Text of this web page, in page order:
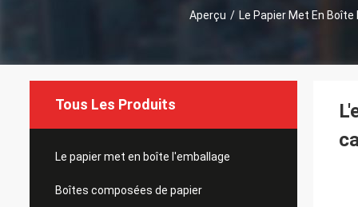
Aperçu / Le Papier Met En Boîte
Tous Les Produits
Le papier met en boîte l'emballage
Boîtes composées de papier